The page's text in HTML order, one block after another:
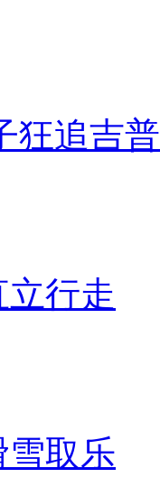
狂追吉
行走
雪取乐